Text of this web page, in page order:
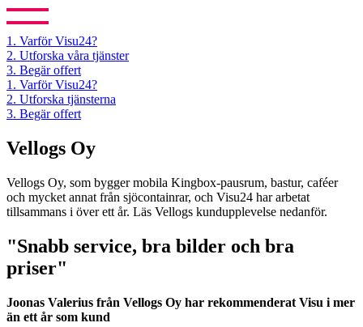
1. Varför Visu24?
2. Utforska våra tjänster
3. Begär offert
1. Varför Visu24?
2. Utforska tjänsterna
3. Begär offert
Vellogs Oy
Vellogs Oy, som bygger mobila Kingbox-pausrum, bastur, caféer
och mycket annat från sjöcontainrar, och Visu24 har arbetat
tillsammans i över ett år. Läs Vellogs kundupplevelse nedanför.
"Snabb service, bra bilder och bra
priser"
Joonas Valerius från Vellogs Oy har rekommenderat Visu i mer
än ett år som kund